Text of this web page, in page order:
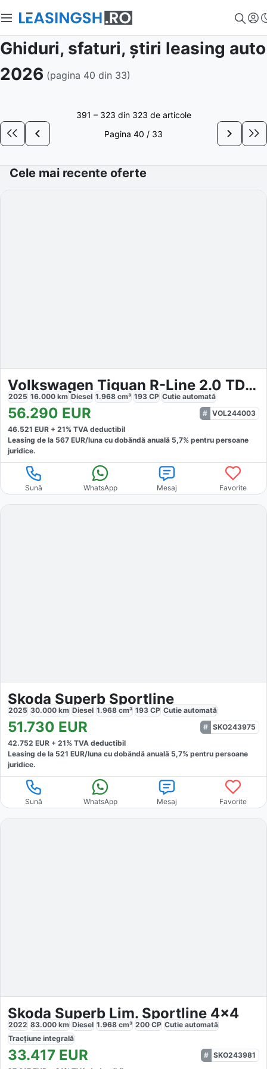
Ghiduri, sfaturi, știri leasing auto
2026 (pagina 40 din 33)
391 – 323 din 323 de articole
Pagina 40 / 33
Cele mai recente oferte
Volkswagen Tiguan R-Line 2.0 TDI 4MOTION
2025 16.000 km Diesel 1.968 cm³ 193 CP Cutie automată
56.290 EUR
VOL244003
46.521 EUR + 21% TVA deductibil
Leasing de la 567 EUR/luna cu dobăndă anuală 5,7% pentru persoane
juridice.
Sună WhatsApp Mesaj Favorite
Skoda Superb Sportline
2025 30.000 km Diesel 1.968 cm³ 193 CP Cutie automată
51.730 EUR
SKO243975
42.752 EUR + 21% TVA deductibil
Leasing de la 521 EUR/luna cu dobăndă anuală 5,7% pentru persoane
juridice.
Sună WhatsApp Mesaj Favorite
Skoda Superb Lim. Sportline 4x4
2022 83.000 km Diesel 1.968 cm³ 200 CP Cutie automată
Tracțiune integrală
33.417 EUR
SKO243981